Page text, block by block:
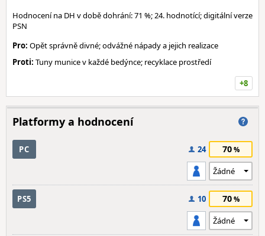
Hodnocení na DH v době dohrání: 71 %; 24. hodnotící; digitální verze
PSN
Pro: Opět správně divné; odvážné nápady a jejich realizace
Proti: Tuny munice v každé bedýnce; recyklace prostředí
+8
Platformy a hodnocení
PC 24 70
PS5 10 70